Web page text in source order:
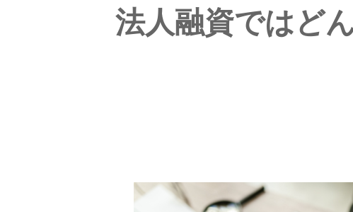
法人融資ではど